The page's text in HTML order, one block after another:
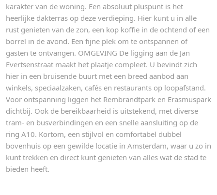
karakter van de woning. Een absoluut pluspunt is het
heerlijke dakterras op deze verdieping. Hier kunt u in alle
rust genieten van de zon, een kop koffie in de ochtend of een
borrel in de avond. Een fijne plek om te ontspannen of
gasten te ontvangen. OMGEVING De ligging aan de Jan
Evertsenstraat maakt het plaatje compleet. U bevindt zich
hier in een bruisende buurt met een breed aanbod aan
winkels, speciaalzaken, cafés en restaurants op loopafstand.
Voor ontspanning liggen het Rembrandtpark en Erasmuspark
dichtbij. Ook de bereikbaarheid is uitstekend, met diverse
tram- en busverbindingen en een snelle aansluiting op de
ring A10. Kortom, een stijlvol en comfortabel dubbel
bovenhuis op een gewilde locatie in Amsterdam, waar u zo in
kunt trekken en direct kunt genieten van alles wat de stad te
bieden heeft.